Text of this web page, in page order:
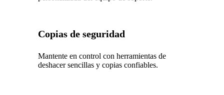
Copias de seguridad
Mantente en control con herramientas de
deshacer sencillas y copias confiables.